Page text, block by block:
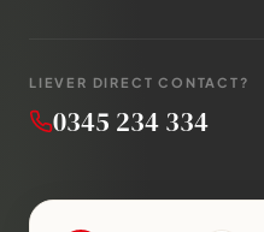
LIEVER DIRECT CONTACT?
0345 234 334